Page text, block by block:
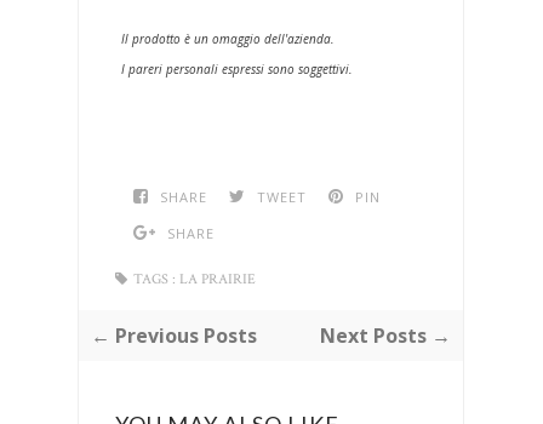
Il prodotto è un omaggio dell'azienda.
I pareri personali espressi sono soggettivi.
SHARE TWEET
PIN
SHARE
TAGS : LA PRAIRIE
← Previous Posts Next Posts →